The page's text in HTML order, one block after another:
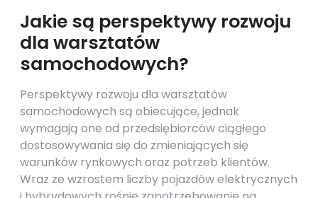
Jakie są perspektywy rozwoju
dla warsztatów
samochodowych?
Perspektywy rozwoju dla warsztatów
samochodowych są obiecujące, jednak
wymagają one od przedsiębiorców ciągłego
dostosowywania się do zmieniających się
warunków rynkowych oraz potrzeb klientów.
Wraz ze wzrostem liczby pojazdów elektrycznych